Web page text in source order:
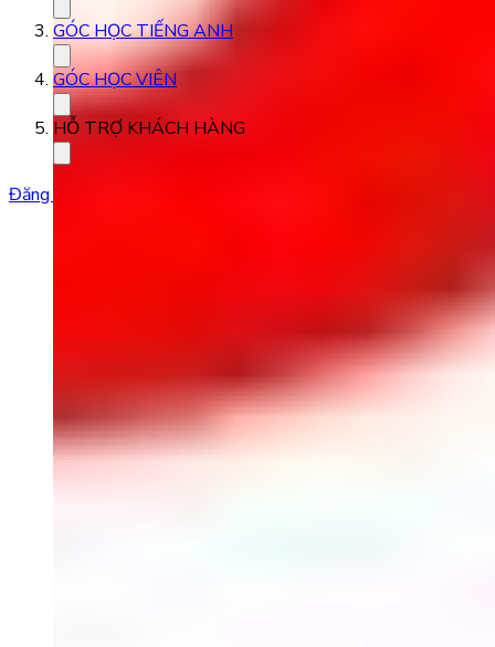
GÓC HỌC TIẾNG ANH
GÓC HỌC VIÊN
HỖ TRỢ KHÁCH HÀNG
Đăng ký học